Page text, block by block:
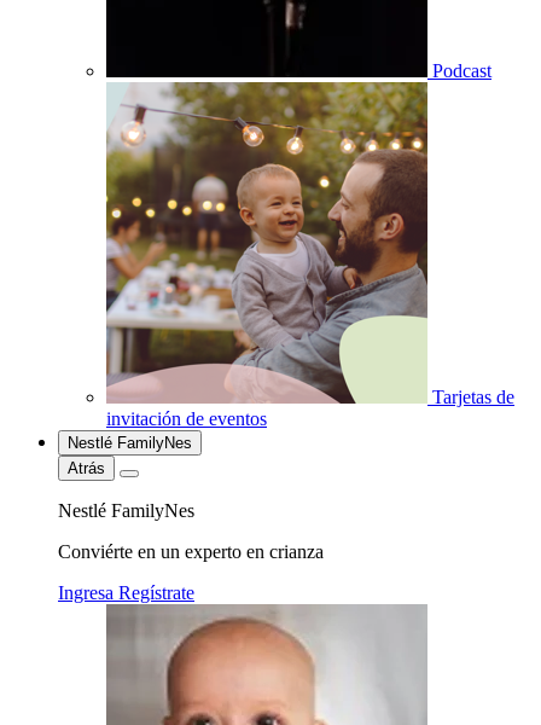
Podcast
Tarjetas de
invitación de eventos
Nestlé FamilyNes
Atrás
Nestlé FamilyNes
Conviérte en un experto en crianza
Ingresa Regístrate